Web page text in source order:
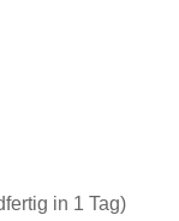
in 1 Tag)